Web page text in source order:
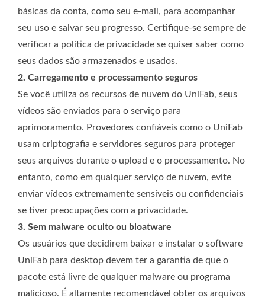
básicas da conta, como seu e-mail, para acompanhar
seu uso e salvar seu progresso. Certifique-se sempre de
verificar a política de privacidade se quiser saber como
seus dados são armazenados e usados.
2. Carregamento e processamento seguros
Se você utiliza os recursos de nuvem do UniFab, seus
vídeos são enviados para o serviço para
aprimoramento. Provedores confiáveis ​​como o UniFab
usam criptografia e servidores seguros para proteger
seus arquivos durante o upload e o processamento. No
entanto, como em qualquer serviço de nuvem, evite
enviar vídeos extremamente sensíveis ou confidenciais
se tiver preocupações com a privacidade.
3. Sem malware oculto ou bloatware
Os usuários que decidirem baixar e instalar o software
UniFab para desktop devem ter a garantia de que o
pacote está livre de qualquer malware ou programa
malicioso. É altamente recomendável obter os arquivos